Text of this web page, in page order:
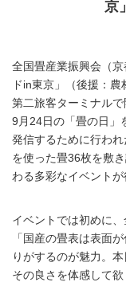
京
全国畳産業振興会（
ドin東京」（後援：
第二旅客ターミナルで
9月24日の「畳の日」
発信するために行わ
を使った畳36枚を敷
わる多彩なイベントが
イベントでは初めに
「国産の畳表は表面
りがするのが魅力。
その良さを体感して欲